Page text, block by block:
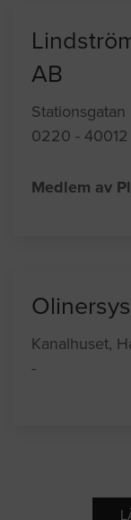
AB
Stationsgatan
0220 - 40012
Medlem av
Kanalhuset,
-